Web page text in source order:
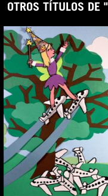
OTROS TÍTULOS